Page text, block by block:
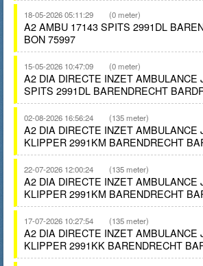
18-05-2026 05:11:29 (0 meter)
A2 AMBU 17143 SPITS 2991DL
BON 75997
15-05-2026 10:47:09 (0 meter)
A2 DIA DIRECTE INZET AMBULANCE
SPITS 2991DL BARENDRECHT
02-08-2026 16:56:24 (135 meter)
A2 DIA DIRECTE INZET AMBULANCE
KLIPPER 2991KM BARENDRECHT
22-07-2026 12:00:24 (135 meter)
A2 DIA DIRECTE INZET AMBULANCE
KLIPPER 2991KM BARENDRECHT
17-07-2026 10:27:54 (135 meter)
A2 DIA DIRECTE INZET AMBULANCE
KLIPPER 2991KK BARENDRECHT